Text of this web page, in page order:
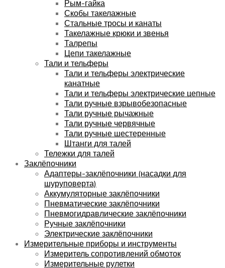
Рым-гайка
Скобы такелажные
Стальные тросы и канаты
Такелажные крюки и звенья
Талрепы
Цепи такелажные
Тали и тельферы
Тали и тельферы электрические
канатные
Тали и тельферы электрические цепные
Тали ручные взрывобезопасные
Тали ручные рычажные
Тали ручные червячные
Тали ручные шестеренные
Штанги для талей
Тележки для талей
Заклёпочники
Адаптеры-заклёпочники (насадки для
шуруповерта)
Аккумуляторные заклёпочники
Пневматические заклёпочники
Пневмогидравлические заклёпочники
Ручные заклёпочники
Электрические заклёпочники
Измерительные приборы и инструменты
Измеритель сопротивлений обмоток
Измерительные рулетки